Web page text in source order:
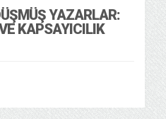
YAZARLAR:
KAPSAYICILIK